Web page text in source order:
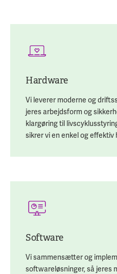
Hardware
Vi leverer moderne og
jeres arbejdsform og
klargøring til
sikrer vi en enkel og effektiv
Software
Vi sammensætter og
softwareløsninger, så jeres